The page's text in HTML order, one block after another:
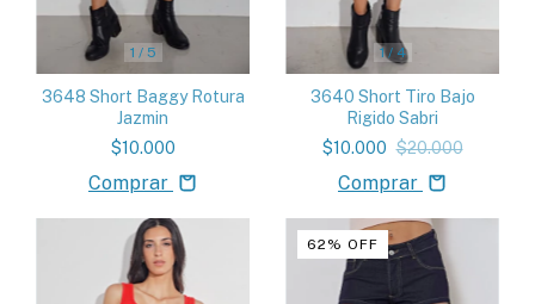
1 / 5
3648 Short Baggy Rotura
Jazmin
$10.000
Comprar
1/ 4
3640 Short Tiro Bajo
Rigido Sabri
$10.000 $20.000
Comprar
62 % OFF